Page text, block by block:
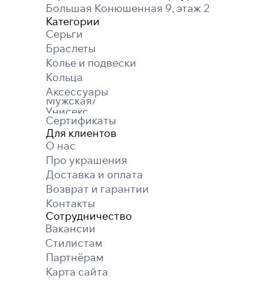
Большая Конюшенная 9, этаж 2
Категории
Серьги
Браслеты
Колье и подвески
Кольца
Аксессуары
Мужская/
Унисекс
Сертификаты
Для клиентов
О нас
Про украшения
Доставка и оплата
Возврат и гарантии
Контакты
Сотрудничество
Вакансии
Cтилистам
Партнёрам
Карта cайта